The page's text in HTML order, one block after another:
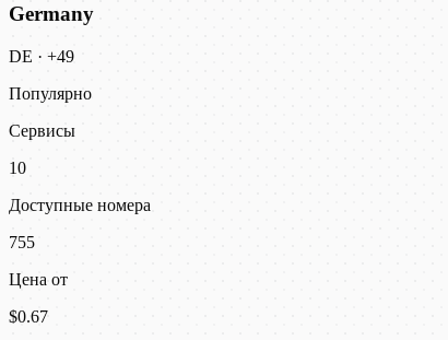
Germany
DE · +49
Популярно
Сервисы
10
Доступные номера
755
Цена от
$0.67